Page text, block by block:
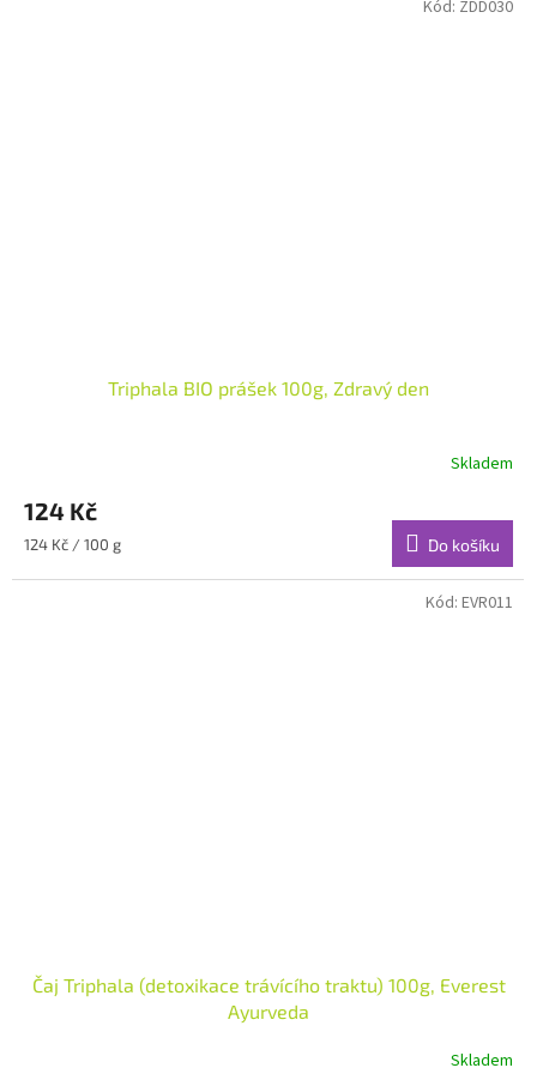
Triphala BIO prášek 100g, Zdravý den
Skladem
124 Kč
Měrná
124 Kč / 100 g Do košíku
Kód: ZDD030
Čaj Triphala (detoxikace trávícího traktu) 100g, Everest
Ayurveda
Skladem
Kód: EVR011